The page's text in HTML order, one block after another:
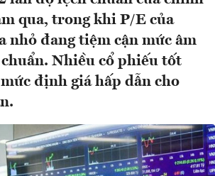
qua, trong khi P/E của
nhỏ đang tiệm cận mức âm
Nhiều cổ phiếu tốt
định giá hấp dẫn cho